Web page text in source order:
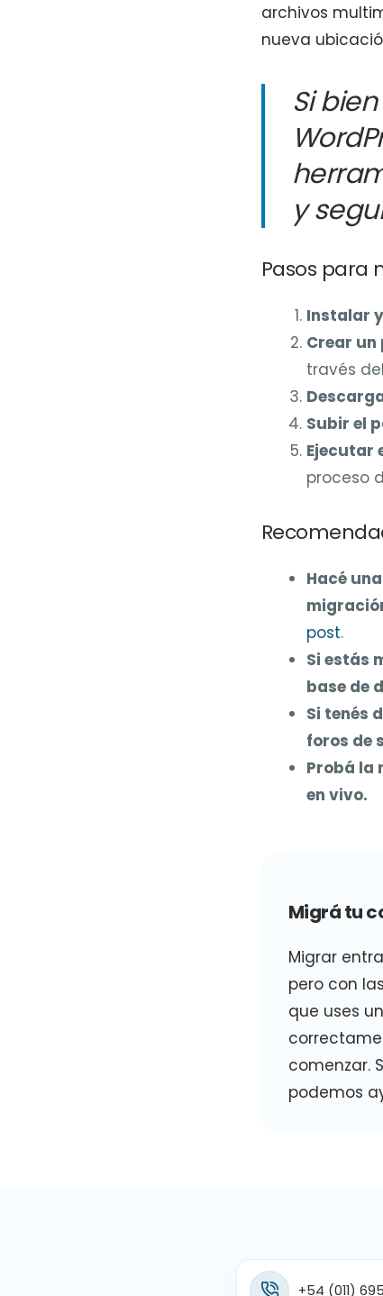
archivos
nueva
Si
y
Pasos para
Instalar
Crear un
través
Subir el
Ejecutar
proceso
Hacé
post.
Si estás
base de
Si tenés
foros de
Probá la
en vivo.
Migrá tu
Migrar
pero con
que uses
comenzar.
podemos
+54 (011)